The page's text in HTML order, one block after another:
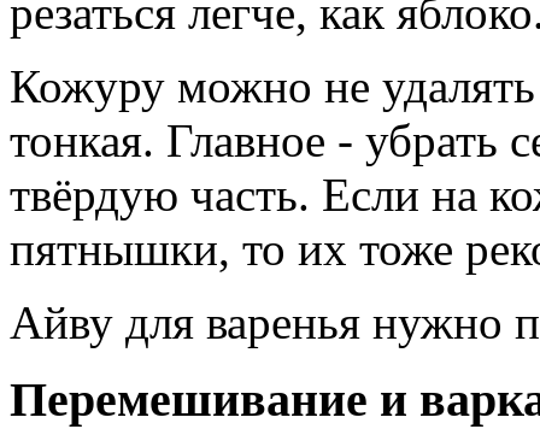
резаться легче, как
Кожуру можно не удалять
тонкая. Главное - убрать
твёрдую часть. Если на
пятнышки, то их тоже
Айву для варенья нужно
Перемешивание и